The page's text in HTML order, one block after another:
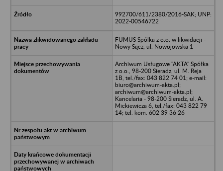
992700/611/2380/2016-SAK; UNP:
2022-00546722
FUMUS Spólka z o.o. w likwidacji -
Nowy Sącz, ul. Nowojowska 1
Archiwum Usługowe "AKTA" Spółka
z o.o., 98-200 Sieradz, ul. M. Reja
1B, tel./fax: 043 822 74 01; e-mail:
biuro@archiwum-akta.pl;
archiwum@archiwum-akta.pl;
Kancelaria - 98-200 Sieradz, ul. A.
Mickiewicza 6, tel./fax: 043 822 79
14; tel. kom. 602 39 36 26